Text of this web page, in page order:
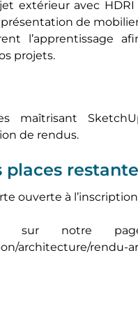
extérieur avec
de
l’apprentissage
projets.
maîtrisant
de rendus.
places
ouverte à
sur notre
architecture/rendu-